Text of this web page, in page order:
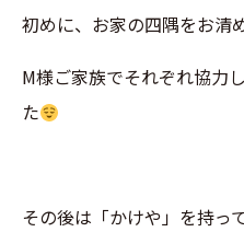
初めに、お家の四隅をお清
M様ご家族でそれぞれ協力
た
その後は「かけや」を持っ